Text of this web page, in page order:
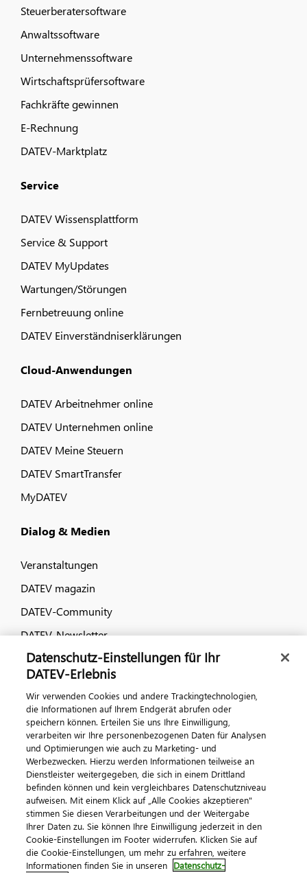
Steuerberatersoftware
Anwaltssoftware
Unternehmenssoftware
Wirtschaftsprüfersoftware
Fachkräfte gewinnen
E-Rechnung
DATEV-Marktplatz
Service
DATEV Wissensplattform
Service & Support
DATEV MyUpdates
Wartungen/Störungen
Fernbetreuung online
DATEV Einverständniserklärungen
Cloud-Anwendungen
DATEV Arbeitnehmer online
DATEV Unternehmen online
DATEV Meine Steuern
DATEV SmartTransfer
MyDATEV
Dialog & Medien
Veranstaltungen
DATEV magazin
DATEV-Community
DATEV-Newsletter
Kontaktieren Sie uns
© 2026 DATEV eG
ImpressumDatenschutzAGB Kontakt
Cookie-Einstellungen
Datenschutz-Einstellungen für Ihr
DATEV-Erlebnis
Wir verwenden Cookies und andere Trackingtechnologien,
die Informationen auf Ihrem Endgerät abrufen oder
speichern können. Erteilen Sie uns Ihre Einwilligung,
verarbeiten wir Ihre personenbezogenen Daten für Analysen
und Optimierungen wie auch zu Marketing- und
Werbezwecken. Hierzu werden Informationen teilweise an
Dienstleister weitergegeben, die sich in einem Drittland
befinden können und kein vergleichbares Datenschutzniveau
aufweisen. Mit einem Klick auf „Alle Cookies akzeptieren"
stimmen Sie diesen Verarbeitungen und der Weitergabe
Ihrer Daten zu. Sie können Ihre Einwilligung jederzeit in den
Cookie-Einstellungen im Footer widerrufen. Klicken Sie auf
die Cookie-Einstellungen, um mehr zu erfahren, weitere
Informationen finden Sie in unseren Datenschutz-